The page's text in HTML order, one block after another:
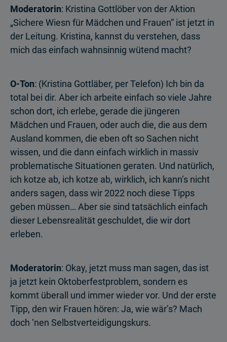
Moderatorin: Kristina Gottlöber von der Aktion
„Sichere Wiesn für Mädchen und Frauen“ ist jetzt in
der Leitung. Kristina, kannst du verstehen, dass
mich das einfach wahnsinnig wütend macht?
O-Ton: (Kristina Gottläber, per Telefon) Ich bin da
total bei dir. Aber ich arbeite einfach so viele Jahre
schon dort, ich erlebe, gerade die jüngeren
Mädchen und Frauen, oder auch die, die aus dem
Ausland kommen, die eben oft so Sachen nicht
wissen, und die dann einfach wirklich in massiv
problematische Situationen geraten. Und natürlich,
ich kotze ab, ich kotze ab, wirklich, ich kann’s nicht
anders sagen, dass wir 2022 noch diese Tipps
geben müssen… Aber sie sind tatsächlich einfach
dieser Lebensrealität geschuldet, die wir dort
erleben.
Moderatorin: Okay, jetzt muss man sagen, das ist
ja jetzt kein Oktoberfestproblem, sondern es
kommt überall und immer wieder vor. Und der erste
Tipp, den wir Frauen hören: Ja, wie wär’s? Mach
doch ‘nen Selbstverteidigungskurs.